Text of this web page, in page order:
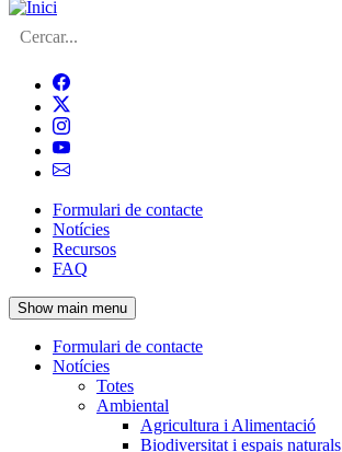
Cerca
Navegació
principal
de
l'encapçalament
Formulari de contacte
Notícies
Recursos
FAQ
Show main menu
Navegació
principal
Formulari de contacte
Notícies
Totes
Ambiental
Agricultura i Alimentació
Biodiversitat i espais naturals